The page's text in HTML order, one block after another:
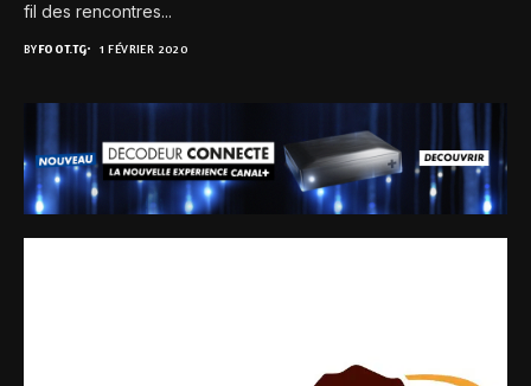
fil des rencontres...
BYFOOT.TG 1 FÉVRIER 2020